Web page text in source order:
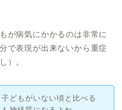
が病気にかかるのは非常に
で表現が出来ないから重症
）。
どもがいない頃と比べる